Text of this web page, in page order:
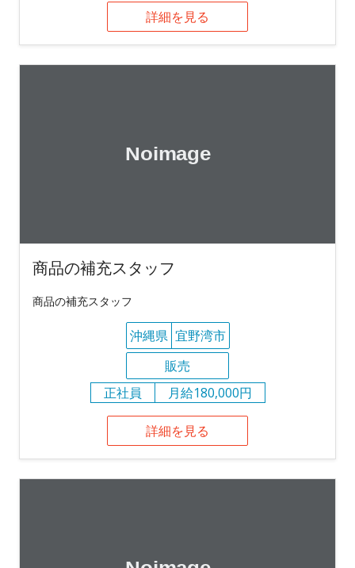
詳細を見る
商品の補充スタッフ
商品の補充スタッフ
沖縄県 宜野湾市
販売
正社員
月給180,000円
詳細を見る